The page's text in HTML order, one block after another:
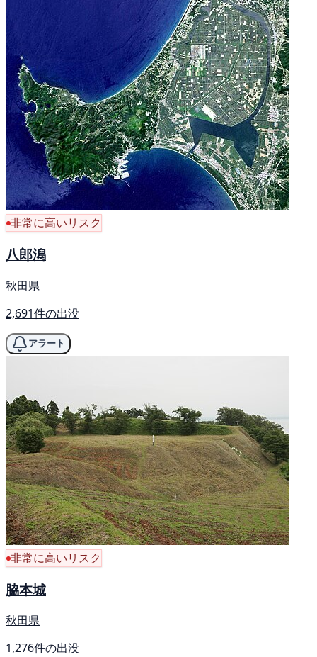
非常に高いリスク
八郎潟
秋田県
2,691件の出没
アラート
非常に高いリスク
脇本城
秋田県
1,276件の出没